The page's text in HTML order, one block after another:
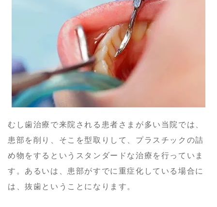
むし歯治療で来院される患者さまが多い当院では、
患部を削り、そこを型取りして、プラスチックの詰
め物をするというスタンダードな治療を行っていま
す。あるいは、患部がすでに重症化している場合に
は、抜歯ということになります。